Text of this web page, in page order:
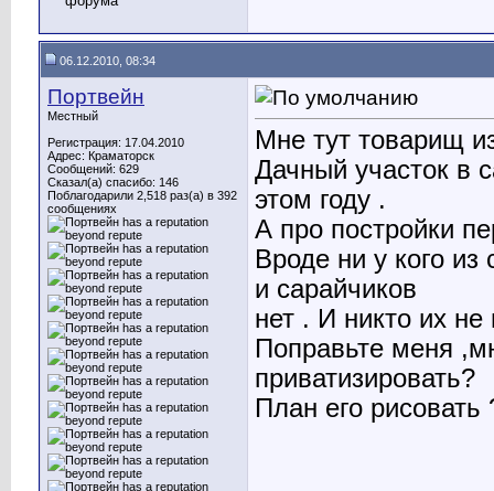
06.12.2010, 08:34
Портвейн
Местный
Регистрация: 17.04.2010
Адрес: Краматорск
Сообщений: 629
Сказал(а) спасибо: 146
Поблагодарили 2,518 раз(а) в 392
сообщениях
Мне тут товарищ
Дачный участок в
этом году .
А про постройки
Вроде ни у кого
и сарайчиков
нет . И никто их не
Поправьте меня
приватизировать?
План его рисовать